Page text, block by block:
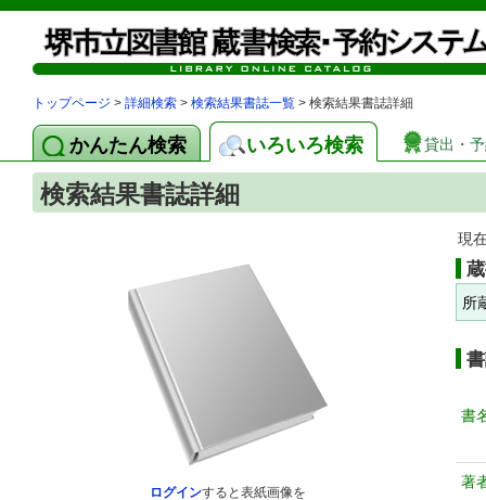
トップページ > 詳細検索 > 検索結果書誌一覧 > 検索結果書誌詳細
かんたん検索 いろいろ検索 貸出・
検索結果書誌詳細
ログインすると表紙画像を
現
所
書
著